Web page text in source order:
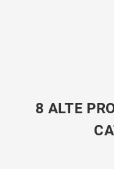
8 ALTE